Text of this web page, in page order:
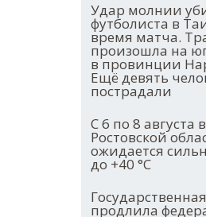
Удар молнии
футболиста в
время матча.
произошла на
в провинции
Ещё девять
пострадали
С 6 по 8 августа в
Ростовской
ожидается
до +40 °С
продлила